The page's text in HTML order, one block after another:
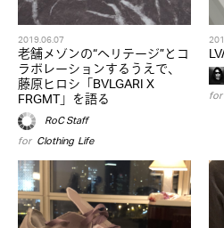
2019.06.07
老舗メゾンの“ヘリテージ”とコ
ラボレーションするうえで、
藤原ヒロシ「BVLGARI X
FRGMT」を語る
RoC Staff
for Clothing,Life
for